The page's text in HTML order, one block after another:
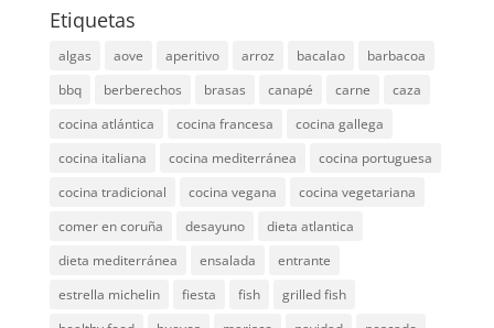
Etiquetas
algas aove aperitivo arroz bacalao
barbacoa
bbq
berberechos brasas canapé carne
caza
cocina atlántica
cocina francesa
cocina gallega
cocina italiana
cocina mediterránea
cocina portuguesa
cocina tradicional
cocina vegana
cocina vegetariana
comer en coruña
desayuno
dieta atlantica
dieta mediterránea
ensalada
entrante
estrella michelin
fiesta fish
grilled fish